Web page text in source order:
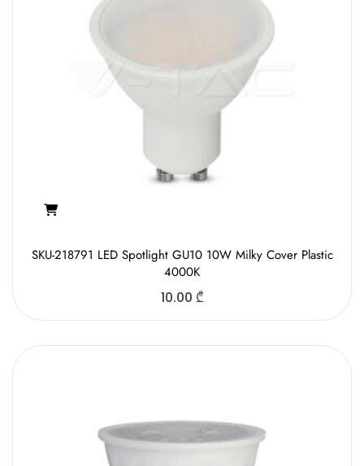
SKU-218791 LED Spotlight GU10 10W Milky Cover Plastic
4000K
10.00 ₾